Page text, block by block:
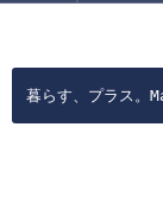
暮らす、プラス